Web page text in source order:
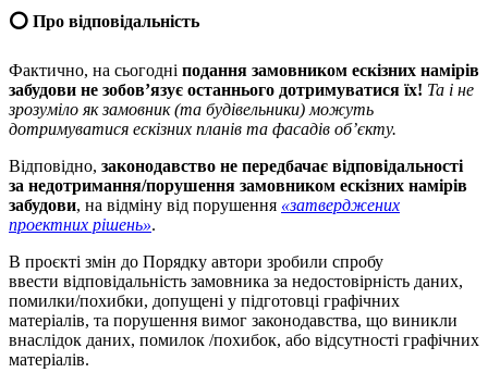
⭕️ Про відповідальність
Фактично, на сьогодні подання замовником ескізних намірів
забудови не зобов’язує останнього дотримуватися їх! Та і не
зрозуміло як замовник (та будівельники) можуть
дотримуватися ескізних планів та фасадів об’єкту.
Відповідно, законодавство не передбачає відповідальності
за недотримання/порушення замовником ескізних намірів
забудови, на відміну від порушення «затверджених
проектних рішень».
В проєкті змін до Порядку автори зробили спробу
ввести відповідальність замовника за недостовірність даних,
помилки/похибки, допущені у підготовці графічних
матеріалів, та порушення вимог законодавства, що виникли
внаслідок даних, помилок /похибок, або відсутності графічних
матеріалів.